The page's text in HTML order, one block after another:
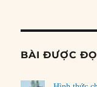
BÀI ĐƯỢC